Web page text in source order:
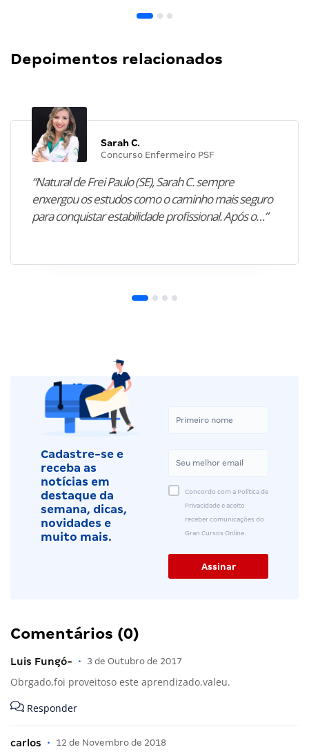
Depoimentos relacionados
Sarah C.
Concurso Enfermeiro PSF
“Natural de Frei Paulo (SE), Sarah C. sempre
enxergou os estudos como o caminho mais seguro
para conquistar estabilidade profissional. Após o…”
Cadastre-se e
receba as
notícias em
destaque da
semana, dicas,
novidades e
muito mais.
Concordo com a Política de
Privacidade e aceito
receber comunicações do
Gran Cursos Online.
Comentários (0)
Luis Fungó- • 3 de Outubro de 2017
Obrgado,foi proveitoso este aprendizado,valeu.
Responder
carlos • 12 de Novembro de 2018